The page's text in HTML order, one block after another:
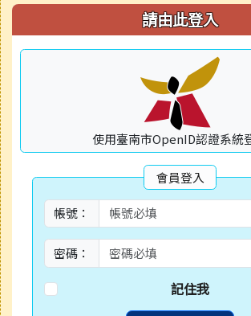
請由此登入
使用臺南市OpenID認證系統
會員登入
帳號：
密碼：
記住我